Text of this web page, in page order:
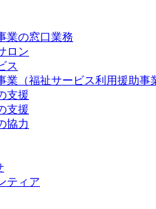
業の窓口業務
ロン
ス
業（福祉サービス利用援助事
支援
支援
協力
ティア